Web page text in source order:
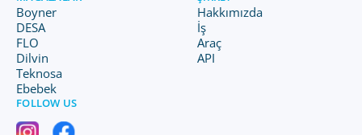
Boyner
DESA
FLO
Dilvin
Teknosa
Ebebek
Hakkımızda
İş
Araç
API
FOLLOW US